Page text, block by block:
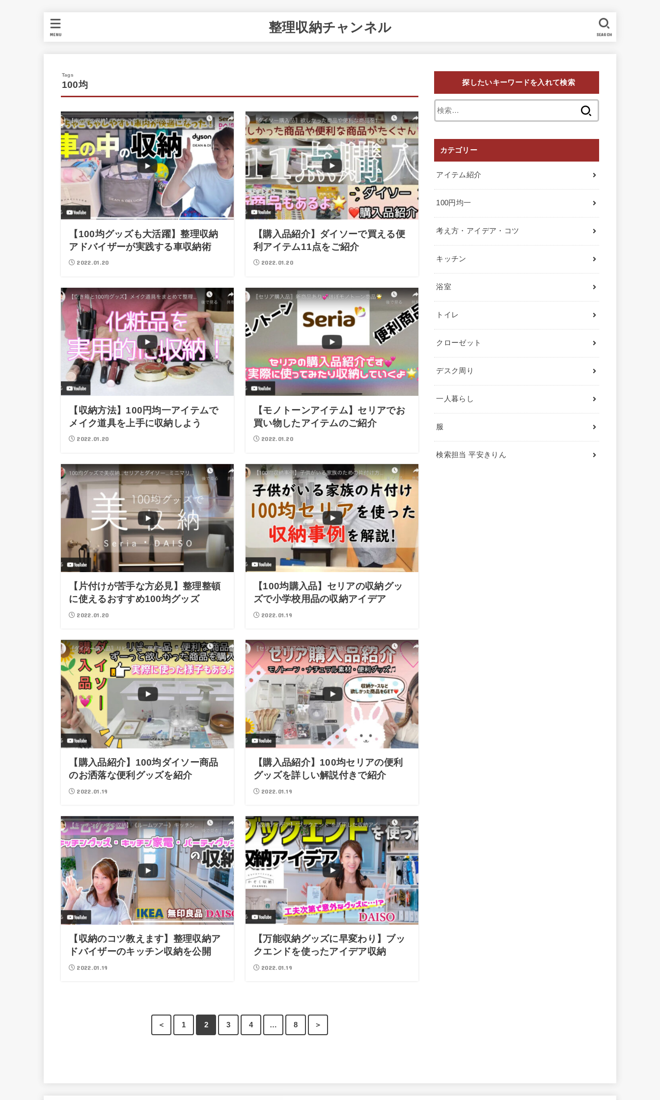
整理収納チャンネル SEARCH
MENU
100均
【100均グッズも大活躍】整理収納
アドバイザーが実践する車収納術
2022.01.20
【購入品紹介】ダイソーで買える便
利アイテム11点をご紹介
2022.01.20
【収納方法】100円均一アイテムで
メイク道具を上手に収納しよう
2022.01.20
【モノトーンアイテム】セリアでお
買い物したアイテムのご紹介
2022.01.20
【片付けが苦手な方必見】整理整頓
に使えるおすすめ100均グッズ
2022.01.20
【100均購入品】セリアの収納グッ
ズで小学校用品の収納アイデア
2022.01.19
【購入品紹介】100均ダイソー商品
のお洒落な便利グッズを紹介
2022.01.19
【購入品紹介】100均セリアの便利
グッズを詳しい解説付きで紹介
2022.01.19
【収納のコツ教えます】整理収納ア
ドバイザーのキッチン収納を公開
2022.01.19
【万能収納グッズに早変わり】ブッ
クエンドを使ったアイデア収納
2022.01.19
＜ 1 2 3 4 … 8 ＞
探したいキーワードを入れて検索
カテゴリー
アイテム紹介
100円均一
考え方・アイデア・コツ
キッチン
浴室
トイレ
クローゼット
デスク周り
一人暮らし
服
検索担当 平安きりん